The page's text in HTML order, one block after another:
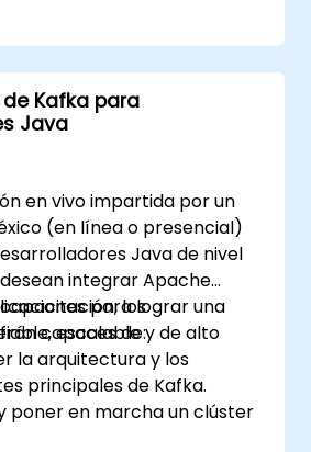
de streaming con
y ksqlDB.
aplicación cliente de Kafka
Cloud para
de Kafka en la nube.
práctica a través de
Kafka para
Java
en vivo impartida por un
(en línea o presencial)
Java de nivel
integrar Apache
para lograr una
escalable y de alto
los
capaces de:
la arquitectura y los
principales de Kafka.
poner en marcha un clúster